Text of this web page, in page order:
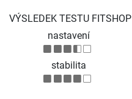
VÝSLEDEK TESTU FITSHOP
nastavení
stabilita